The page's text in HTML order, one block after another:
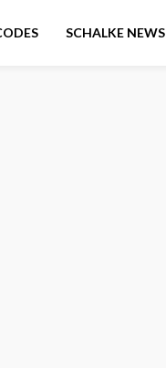
SCHALKE NEWS